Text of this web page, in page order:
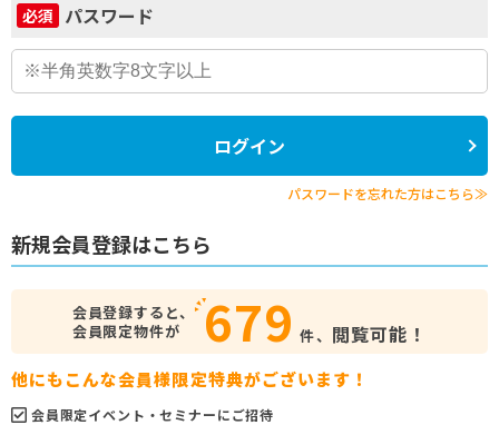
必須 パスワード
ログイン
パスワードを忘れた方はこちら≫
新規会員登録はこちら
会員登録すると、
会員限定物件が
679 件、 閲覧可能！
他にもこんな会員様限定特典がございます！
会員限定イベント・セミナーにご招待